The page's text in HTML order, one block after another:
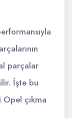
parçalar
İşte bu
çıkma